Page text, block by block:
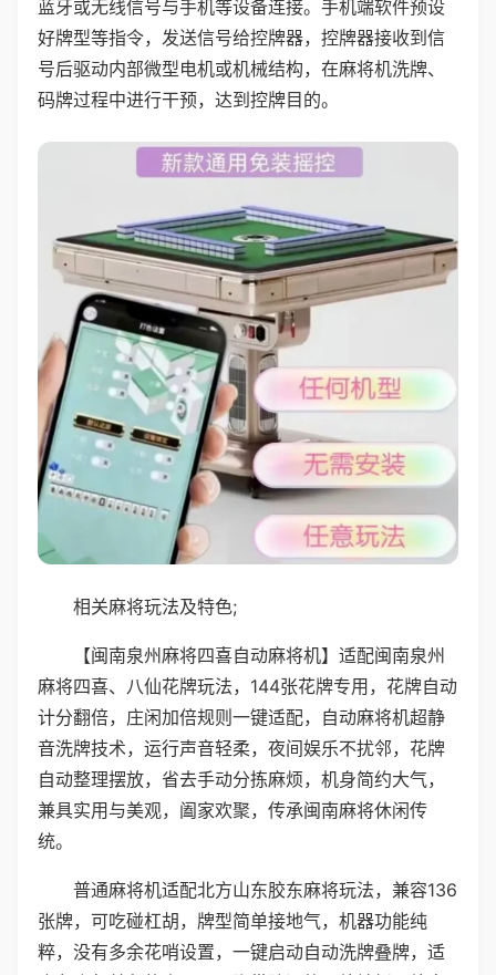
蓝牙或无线信号与手机等设备连接。手机端软件预设
好牌型等指令，发送信号给控牌器，控牌器接收到信
号后驱动内部微型电机或机械结构，在麻将机洗牌、
码牌过程中进行干预，达到控牌目的。
相关麻将玩法及特色;
【闽南泉州麻将四喜自动麻将机】适配闽南泉州
麻将四喜、八仙花牌玩法，144张花牌专用，花牌自动
计分翻倍，庄闲加倍规则一键适配，自动麻将机超静
音洗牌技术，运行声音轻柔，夜间娱乐不扰邻，花牌
自动整理摆放，省去手动分拣麻烦，机身简约大气，
兼具实用与美观，阖家欢聚，传承闽南麻将休闲传
统。
普通麻将机适配北方山东胶东麻将玩法，兼容136
张牌，可吃碰杠胡，牌型简单接地气，机器功能纯
粹，没有多余花哨设置，一键启动自动洗牌叠牌，适